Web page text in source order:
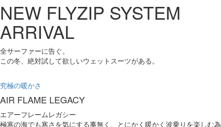
NEW FLYZIP SYSTEM
ARRIVAL
全サーファーに告ぐ。
この冬、絶対試して欲しいウェットスーツがある。
究極の暖かさ
AIR FLAME LEGACY
エアーフレームレガシー
極寒の海でも寒さを気にする事無く、とにかく暖かく波乗りを楽しむ為